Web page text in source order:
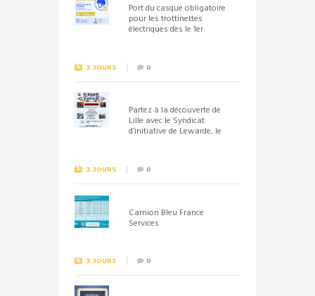
Port du casque obligatoire
pour les trottinettes
électriques dès le 1er
3 JOURS 0
Partez à la découverte de
Lille avec le Syndicat
d’initiative de Lewarde, le
3 JOURS 0
Camion Bleu France
Services
3 JOURS 0